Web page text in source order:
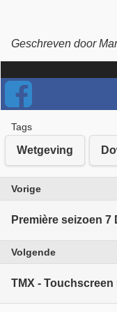
Geschreven door
Tags
Wetgeving
Vorige
Première seizoen
Volgende
TMX -